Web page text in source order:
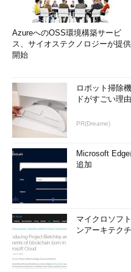
AzureへのOSS環境構築サービ
ス、サイオステクノロジーが提供
開始
ロボット掃除
ドがすごい理由
PR(Dreame)
Microsoft
追加
マイクロソフ
ンアーキテク